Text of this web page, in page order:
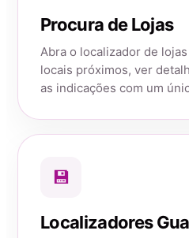
Procura de Lojas
Abra o localizador de
locais próximos, ver
as indicações com um
💾
Localizadores